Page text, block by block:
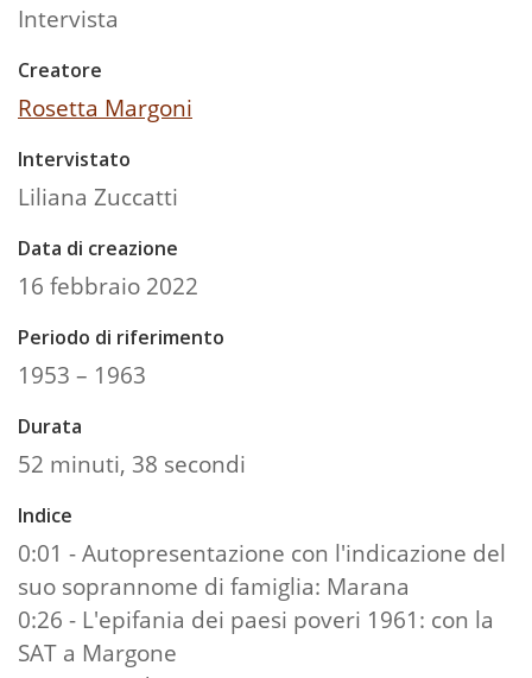
Intervista
Creatore
Rosetta Margoni
Intervistato
Liliana Zuccatti
Data di creazione
16 febbraio 2022
Periodo di riferimento
1953 – 1963
Durata
52 minuti, 38 secondi
Indice
0:01 - Autopresentazione con l'indicazione del
suo soprannome di famiglia: Marana
0:26 - L'epifania dei paesi poveri 1961: con la
SAT a Margone